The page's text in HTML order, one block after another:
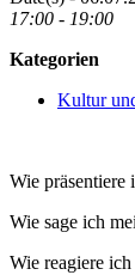
17:00 - 19:00
Kategorien
Kultur
Wie präsentiere
Wie sage ich
Wie reagiere